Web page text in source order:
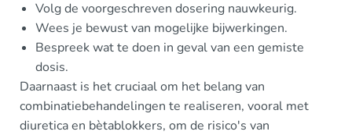
Volg de voorgeschreven dosering nauwkeurig.
Wees je bewust van mogelijke bijwerkingen.
Bespreek wat te doen in geval van een gemiste
dosis.
Daarnaast is het cruciaal om het belang van
combinatiebehandelingen te realiseren, vooral met
diuretica en bètablokkers, om de risico's van